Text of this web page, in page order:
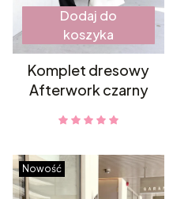
Dodaj do
koszyka
Komplet dresowy
Afterwork czarny
Nowość